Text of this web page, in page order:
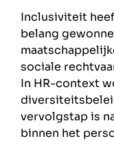
Inclusiviteit
belang
sociale
In HR-context
vervolgstap is
binnen het